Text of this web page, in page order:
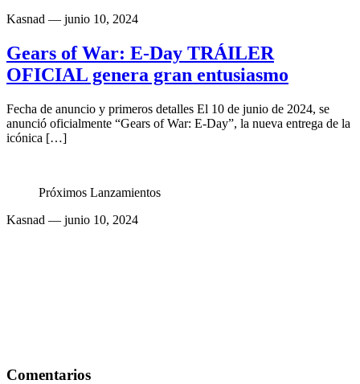
Kasnad — junio 10, 2024
Gears of War: E-Day TRÁILER
OFICIAL genera gran entusiasmo
Fecha de anuncio y primeros detalles El 10 de junio de 2024, se
anunció oficialmente “Gears of War: E-Day”, la nueva entrega de la
icónica […]
Próximos Lanzamientos
Kasnad — junio 10, 2024
Comentarios